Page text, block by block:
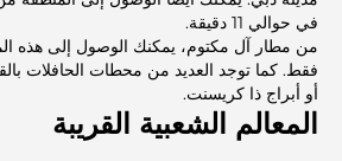
في حوالي 11 دقيقة.
فقط. كما توجد العديد من محطات الحافلات
أو أبراج ذا كريسنت.
المعالم الشعبية القريبة